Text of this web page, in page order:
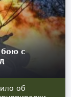
с
об